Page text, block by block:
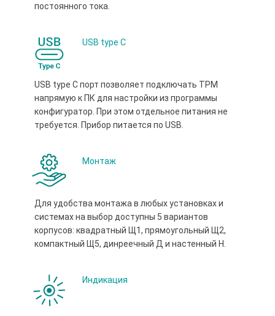
постоянного тока.
USB type С
USB type С порт позволяет подключать ТРМ
напрямую к ПК для настройки из программы
конфигуратор. При этом отдельное питания не
требуется. Прибор питается по USB.
Монтаж
Для удобства монтажа в любых установках и
системах на выбор доступны 5 вариантов
корпусов: квадратный Щ1, прямоугольный Щ2,
компактный Щ5, динреечный Д и настенный Н.
Индикация